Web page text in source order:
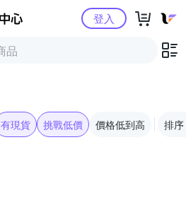
Yahoo購物中心登入
有現貨 挑戰低價 價格低到高 排序